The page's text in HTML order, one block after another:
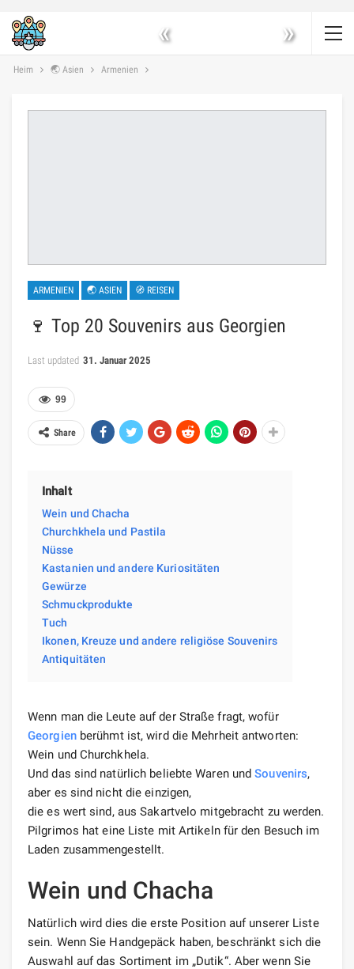
« »
Heim 🌏 Asien Armenien
ARMENIEN 🌏 ASIEN 🧭 REISEN
🍷 Top 20 Souvenirs aus Georgien
Last updated 31. Januar 2025
99
Share
Inhalt
Wein und Chacha
Churchkhela und Pastila
Nüsse
Kastanien und andere Kuriositäten
Gewürze
Schmuckprodukte
Tuch
Ikonen, Kreuze und andere religiöse Souvenirs
Antiquitäten
Wenn man die Leute auf der Straße fragt, wofür
Georgienberühmt ist, wird die Mehrheit antworten:
Wein und Churchkhela.
Und das sind natürlich beliebte Waren undSouvenirs,
aber es sind nicht die einzigen,
die es wert sind, aus Sakartvelo mitgebracht zu werden.
Pilgrimos hat eine Liste mit Artikeln für den Besuch im
Laden zusammengestellt.
Wein und Chacha
Natürlich wird dies die erste Position auf unserer Liste
sein. Wenn Sie Handgepäck haben, beschränkt sich die
Auswahl auf das Sortiment im „Dutik“. Aber wenn Sie